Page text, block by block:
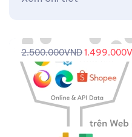
2.500.000VND1.499.000